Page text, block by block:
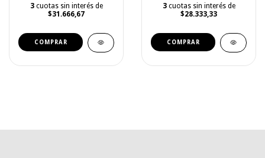
3 cuotas sin interés de
$31.666,67
COMPRAR
3 cuotas sin interés de
$28.333,33
COMPRAR